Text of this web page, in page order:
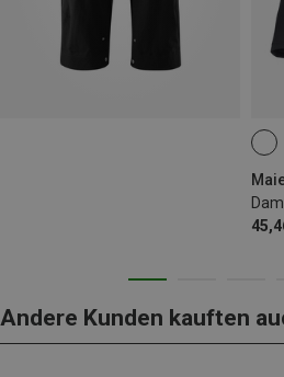
S
Andere Kunden kauften